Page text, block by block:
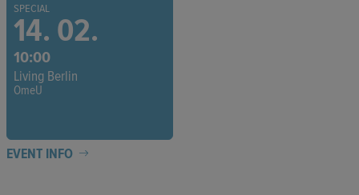
SPECIAL
14. 02.
10:00
Living Berlin
OmeU
EVENT INFO